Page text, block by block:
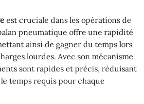
est cruciale dans les opérations de
pneumatique offre une rapidité
ainsi de gagner du temps lors
lourdes. Avec son mécanisme
sont rapides et précis, réduisant
temps requis pour chaque